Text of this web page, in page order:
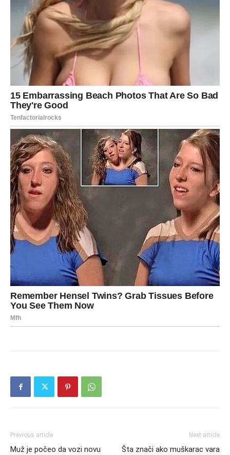
Previous article
Muž je počeo da vozi novu
Next article
Šta znači ako muškarac vara